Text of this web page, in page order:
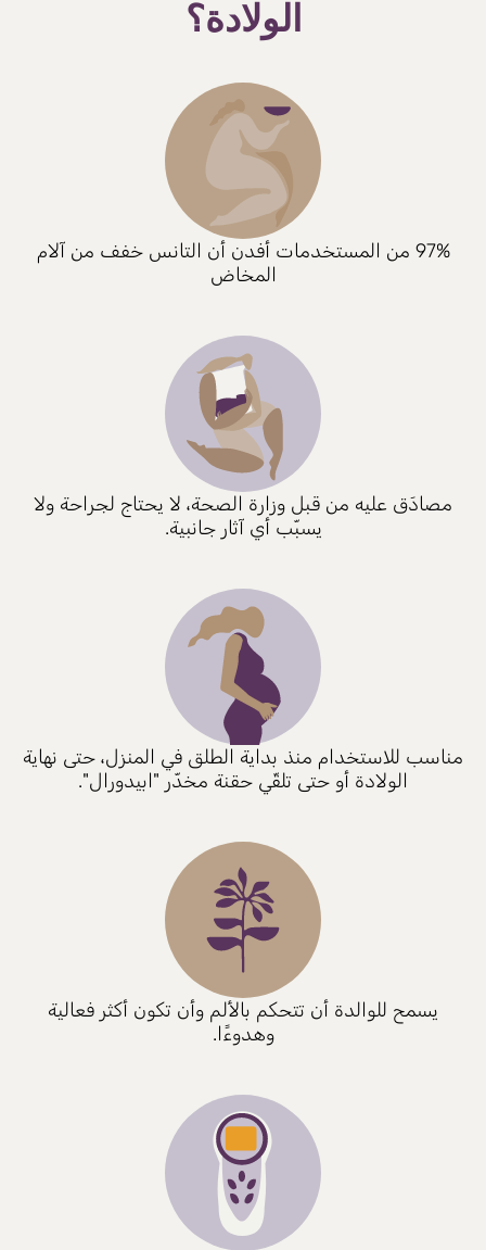
الولادة؟
97% من المستخدمات أفدن أن التانس خفف من آلام
المخاض
مصادَق عليه من قبل وزارة الصحة، لا يحتاج لجراحة ولا
يسبّب أي آثار جانبية.
مناسب للاستخدام منذ بداية الطلق في المنزل، حتى نهاية
الولادة أو حتى تلقّي حقنة مخدّر "ابيدورال".
يسمح للوالدة أن تتحكم بالألم وأن تكون أكثر فعالية
وهدوءًا.